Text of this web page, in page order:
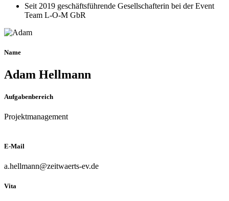
Seit 2019 geschäftsführende Gesellschafterin bei der Event
Team L-O-M GbR
Name
Adam Hellmann
Aufgabenbereich
Projektmanagement
E-Mail
a.hellmann@zeitwaerts-ev.de
Vita